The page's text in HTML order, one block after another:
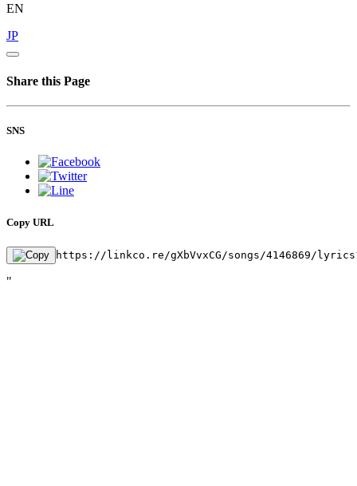
EN
JP
Share this Page
SNS
Copy URL
https://linkco.re/gXbVvxCG/songs/4146869/
"